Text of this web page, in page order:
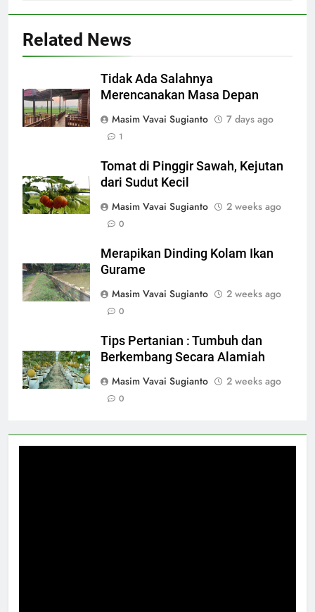
Related News
Tidak Ada Salahnya
Merencanakan Masa Depan
Masim Vavai Sugianto
7 days ago
1
Tomat di Pinggir Sawah, Kejutan
dari Sudut Kecil
Masim Vavai Sugianto
2 weeks ago
0
Merapikan Dinding Kolam Ikan
Gurame
Masim Vavai Sugianto
2 weeks ago
0
Tips Pertanian : Tumbuh dan
Berkembang Secara Alamiah
Masim Vavai Sugianto
2 weeks ago
0